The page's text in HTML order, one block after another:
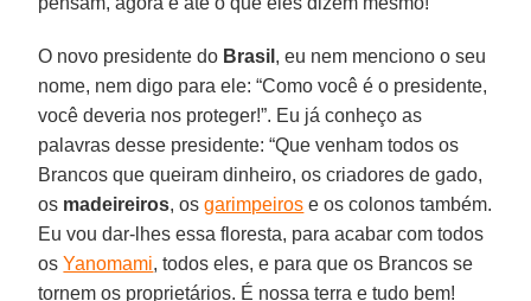
O novo presidente do Brasil , eu nem menciono o seu
nome, nem digo para ele: “Como você é o presidente,
você deveria nos proteger!”. Eu já conheço as
palavras desse presidente: “Que venham todos os
Brancos que queiram dinheiro, os criadores de gado,
os madeireiros, osgarimpeiros e os colonos também.
Eu vou dar-lhes essa floresta, para acabar com todos
osYanomami, todos eles, e para que os Brancos se
tornem os proprietários. É nossa terra e tudo bem!